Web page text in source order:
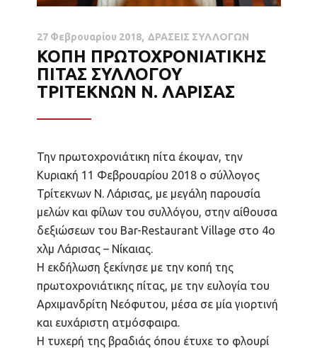
27 Φεβρουαρίου 2018 ΔΡΑΣΕΙΣ ΣΥΛΛΟΓΩΝ
ΚΟΠΗ ΠΡΩΤΟΧΡΟΝΙΑΤΙΚΗΣ
ΠΙΤΑΣ ΣΥΛΛΟΓΟΥ
ΤΡΙΤΕΚΝΩΝ Ν. ΛΑΡΙΣΑΣ
Την πρωτοχρονιάτικη πίτα έκοψαν, την
Κυριακή 11 Φεβρουαρίου 2018 ο σύλλογος
Τρίτεκνων Ν. Λάρισας, με μεγάλη παρουσία
μελών και φίλων του συλλόγου, στην αίθουσα
δεξιώσεων του Bar-Restaurant Village στο 4ο
χλμ Λάρισας – Νίκαιας.
Η εκδήλωση ξεκίνησε με την κοπή της
πρωτοχρονιάτικης πίτας, με την ευλογία του
Αρχιμανδρίτη Νεόφυτου, μέσα σε μία γιορτινή
και ευχάριστη ατμόσφαιρα.
Η τυχερή της βραδιάς όπου έτυχε το φλουρί